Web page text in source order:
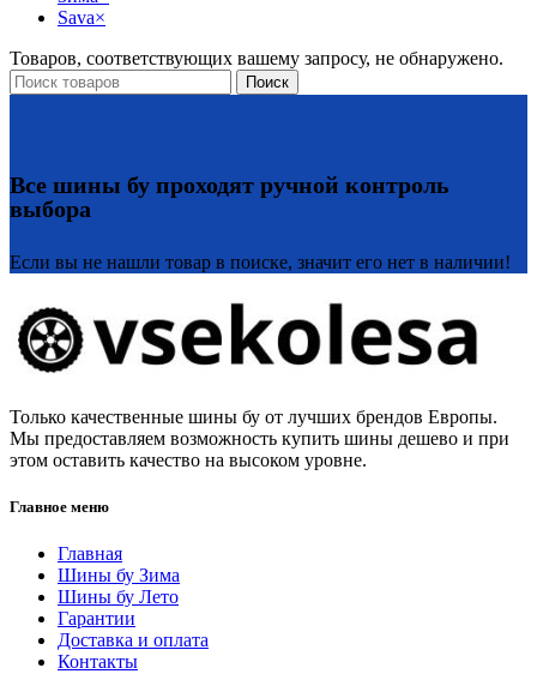
Sava×
Товаров, соответствующих вашему запросу, не обнаружено.
Поиск
Все шины бу проходят ручной контроль
выбора
Если вы не нашли товар в поиске, значит его нет в наличии!
Только качественные шины бу от лучших брендов Европы.
Мы предоставляем возможность купить шины дешево и при
этом оставить качество на высоком уровне.
Главное меню
Главная
Шины бу Зима
Шины бу Лето
Гарантии
Доставка и оплата
Контакты